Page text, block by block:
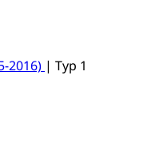
2016) | Тур 1